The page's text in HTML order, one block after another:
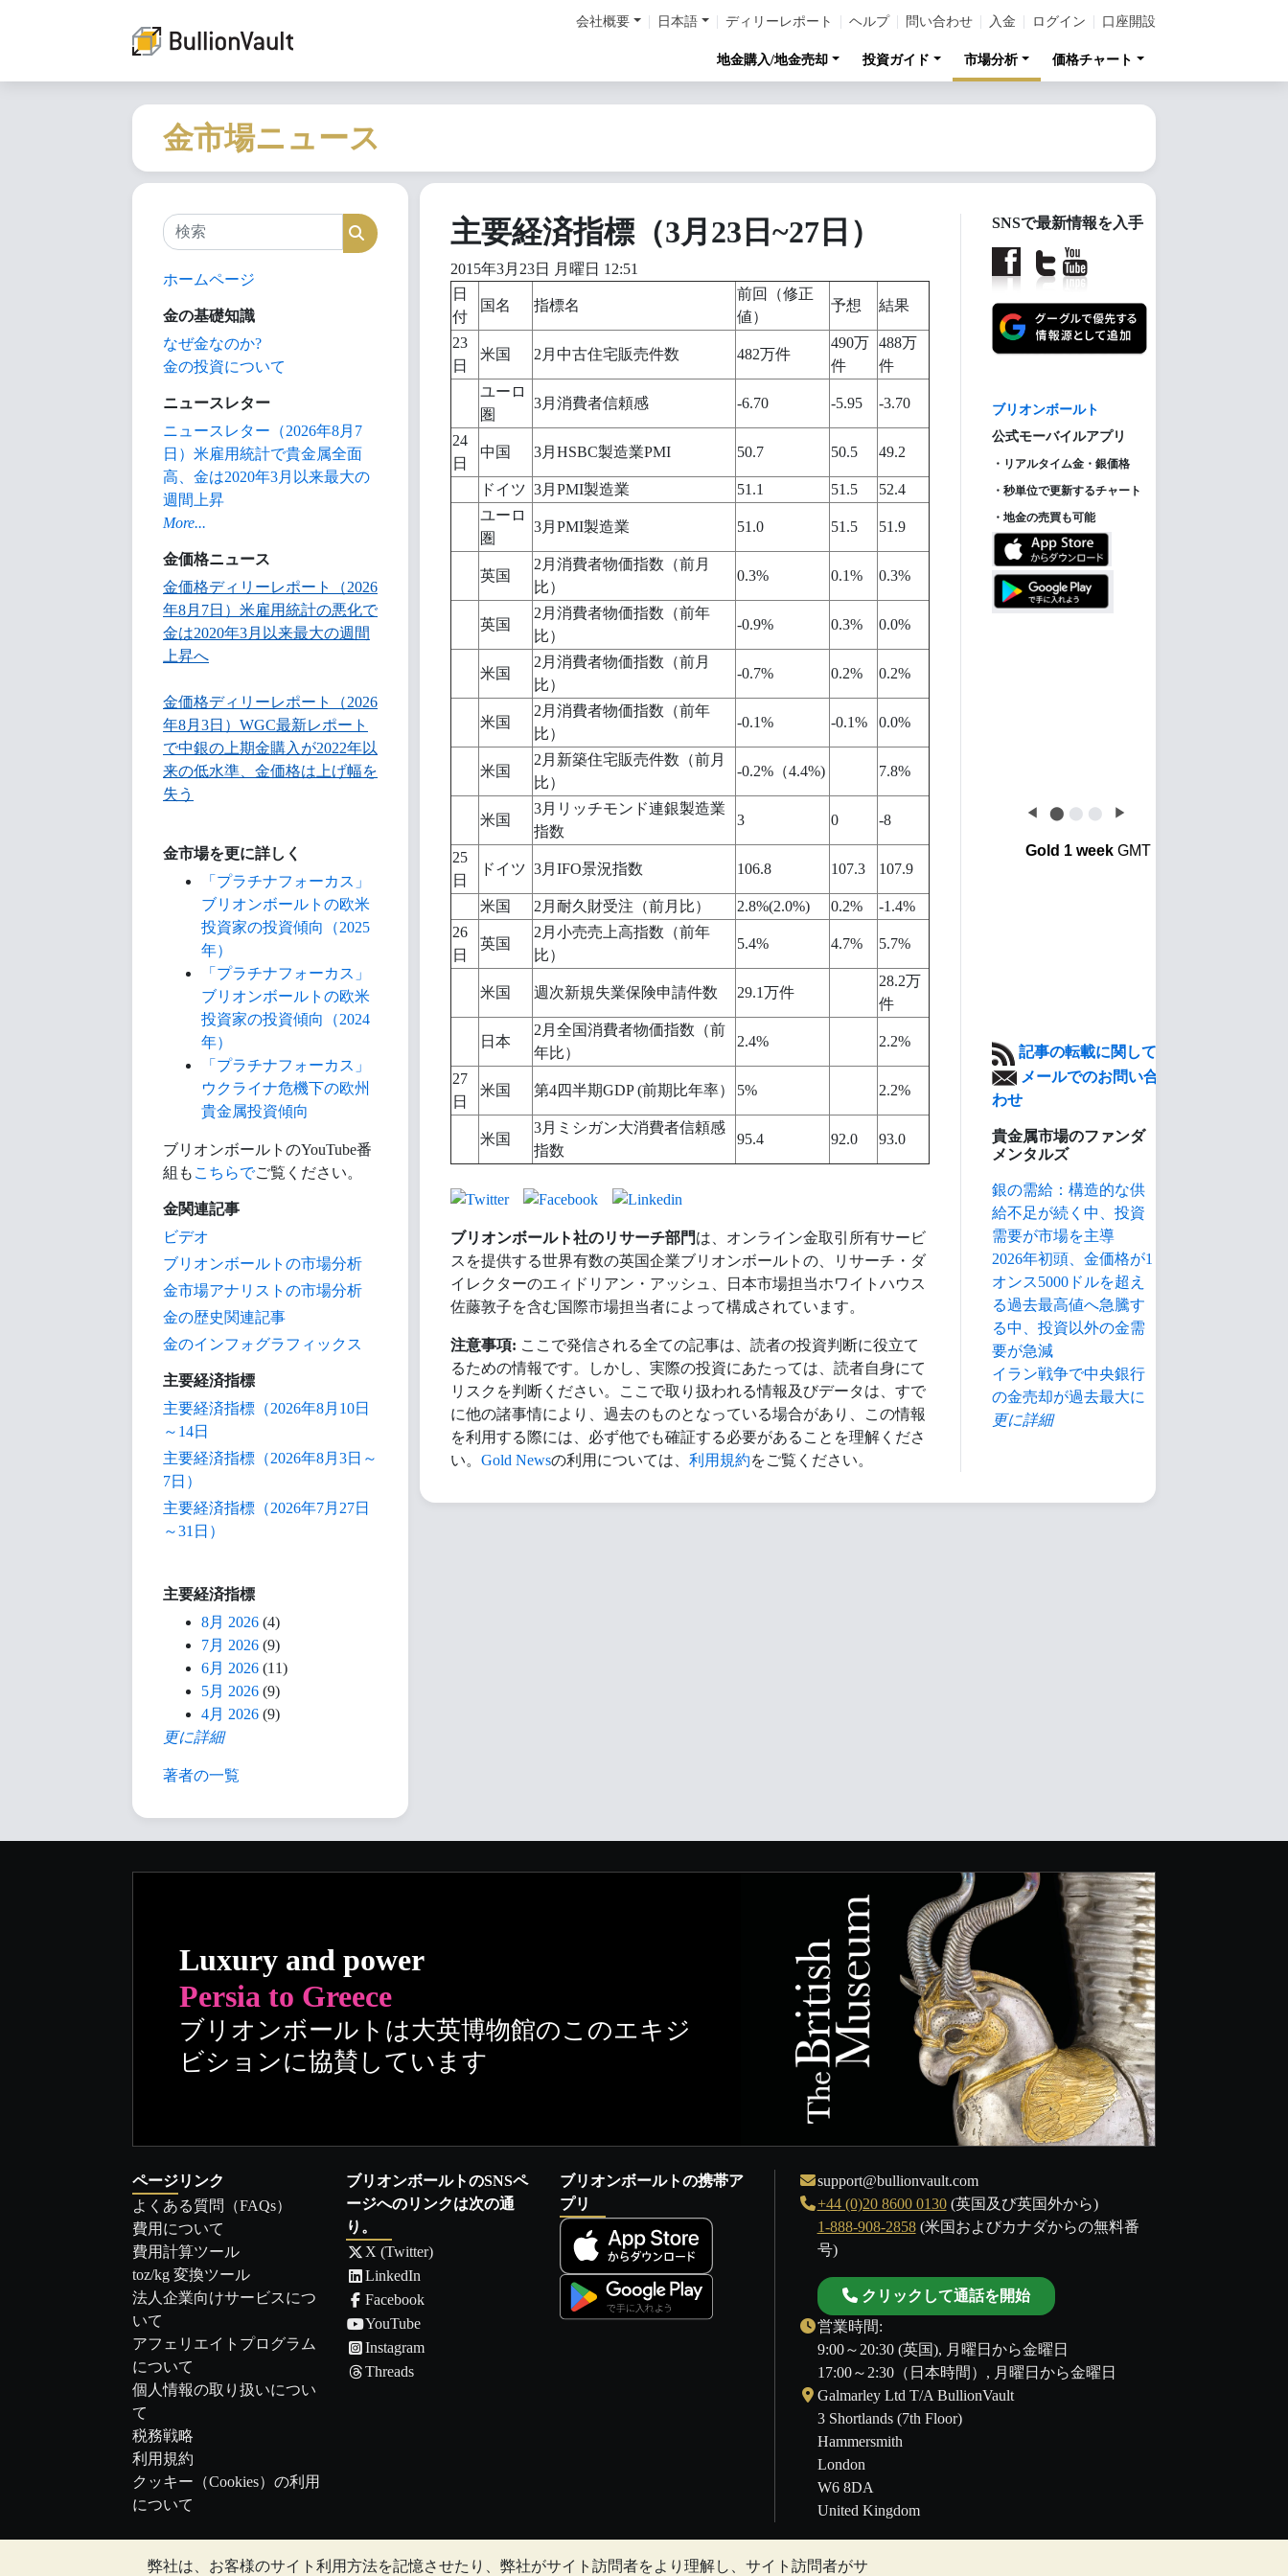
弊社は、お客様のサイト利用方法を記憶させたり、弊社がサイト訪問者をより理解し、サイト訪問者がサ
会社概要 日本語 ディリーレポート ヘルプ 問い合わせ 入金 ログイン 口座開設
地金購入/地金売却 投資ガイド 市場分析 価格チャート
金市場ニュース
検索 検索
ホームページ
金の基礎知識
なぜ金なのか?
金の投資について
ニュースレター
ニュースレター（2026年8月7
日）米雇用統計で貴金属全面
高、金は2020年3月以来最大の
週間上昇
More...
金価格ニュース
金価格ディリーレポート（2026
年8月7日）米雇用統計の悪化で
金は2020年3月以来最大の週間
上昇へ
金価格ディリーレポート（2026
年8月3日）WGC最新レポート
で中銀の上期金購入が2022年以
来の低水準、金価格は上げ幅を
失う
金市場を更に詳しく
「プラチナフォーカス」
ブリオンボールトの欧米
投資家の投資傾向（2025
年）
「プラチナフォーカス」
ブリオンボールトの欧米
投資家の投資傾向（2024
年）
「プラチナフォーカス」
ウクライナ危機下の欧州
貴金属投資傾向
ブリオンボールトのYouTube番
組も こちらでご覧ください。
金関連記事
ビデオ
ブリオンボールトの市場分析
金市場アナリストの市場分析
金の歴史関連記事
金のインフォグラフィックス
主要経済指標
主要経済指標（2026年8月10日
～14日
主要経済指標（2026年8月3日～
7日）
主要経済指標（2026年7月27日
～31日）
主要経済指標
8月 2026 (4)
7月 2026 (9)
6月 2026 (11)
5月 2026 (9)
4月 2026 (9)
更に詳細
著者の一覧
主要経済指標（3月23日~27日）
2015年3月23日 月曜日 12:51
日
付
国名 指標名
前回（修正
値）
予想 結果
23
日
米国 2月中古住宅販売件数 482万件
490万
件
488万
件
ユーロ
圏
3月消費者信頼感 -6.70 -5.95 -3.70
24
日
中国 3月HSBC製造業PMI 50.7 50.5 49.2
ドイツ 3月PMI製造業 51.1 51.5
52.4
ユーロ
圏
3月PMI製造業 51.0 51.5 51.9
英国
2月消費者物価指数（前月
比）
0.3% 0.1% 0.3%
英国
2月消費者物価指数（前年
比）
-0.9% 0.3% 0.0%
米国
2月消費者物価指数（前月
比）
-0.7% 0.2% 0.2%
米国
2月消費者物価指数（前年
比）
-0.1% -0.1% 0.0%
米国
2月新築住宅販売件数（前月
比）
-0.2%（4.4%) 7.8%
米国
3月リッチモンド連銀製造業
指数
3 0 -8
25
日
ドイツ 3月IFO景況指数 106.8 107.3 107.9
米国 2月耐久財受注（前月比） 2.8%(2.0%) 0.2%
-1.4%
26
日
英国
2月小売売上高指数（前年
比）
5.4% 4.7% 5.7%
米国 週次新規失業保険申請件数 29.1万件
28.2万
件
日本
2月全国消費者物価指数（前
年比）
2.4% 2.2%
27
日
米国 第4四半期GDP (前期比年率） 5% 2.2%
米国
3月ミシガン大消費者信頼感
指数
95.4 92.0 93.0
ブリオンボールト社のリサーチ部門は、オンライン金取引所有サービ
スを提供する世界有数の英国企業ブリオンボールトの、リサーチ・ダ
イレクターのエィドリアン・アッシュ、日本市場担当ホワイトハウス
佐藤敦子を含む国際市場担当者によって構成されています。
注意事項: ここで発信される全ての記事は、読者の投資判断に役立て
るための情報です。しかし、実際の投資にあたっては、読者自身にて
リスクを判断ください。ここで取り扱われる情報及びデータは、すで
に他の諸事情により、過去のものとなっている場合があり、この情報
を利用する際には、必ず他でも確証する必要があることを理解くださ
い。 Gold Newsの利用については、 利用規約をご覧ください。
SNSで最新情報を入手
【金投資家インデック
ス】
New! 【金投資家インデッ
クス】金価格は下げ止
◀ ⬤ ⬤ ⬤ ▶
Gold 1 weekGMT
記事の転載に関して
メールでのお問い合
わせ
貴金属市場のファンダ
メンタルズ
銀の需給：構造的な供
給不足が続く中、投資
需要が市場を主導
2026年初頭、金価格が1
オンス5000ドルを超え
る過去最高値へ急騰す
る中、投資以外の金需
要が急減
イラン戦争で中央銀行
の金売却が過去最大に
更に詳細
Luxury and power
Persia to Greece
ブリオンボールトは大英博物館のこのエキジ
ビションに協賛しています
ページリンク
よくある質問（FAQs）
費用について
費用計算ツール
toz/kg 変換ツール
法人企業向けサービスにつ
いて
アフェリエイトプログラム
について
個人情報の取り扱いについ
て
税務戦略
利用規約
クッキー（Cookies）の利用
について
ブリオンボールトのSNSペ
ージへのリンクは次の通
り。
X (Twitter)
LinkedIn
Facebook
YouTube
Instagram
Threads
ブリオンボールトの携帯ア
プリ
support@bullionvault.com
+44 (0)20 8600 0130(英国及び英国外から)
1-888-908-2858(米国およびカナダからの無料番
号)
クリックして通話を開始
営業時間:
9:00～20:30 (英国), 月曜日から金曜日
17:00～2:30（日本時間）, 月曜日から金曜日
Galmarley Ltd T/A BullionVault
3 Shortlands (7th Floor)
Hammersmith
London
W6 8DA
United Kingdom